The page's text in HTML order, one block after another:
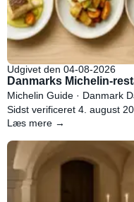
Udgivet den 04-08-2026
Danmarks Michelin-
Michelin Guide · Danmark
Sidst verificeret 4. august
Læs mere →